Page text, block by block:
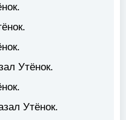
Утёнок.
Утёнок.